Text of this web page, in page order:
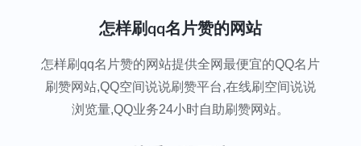
怎样刷qq名片赞的网站
怎样刷qq名片赞的网站提供全网最便宜的QQ名片
刷赞网站,QQ空间说说刷赞平台,在线刷空间说说
浏览量,QQ业务24小时自助刷赞网站。